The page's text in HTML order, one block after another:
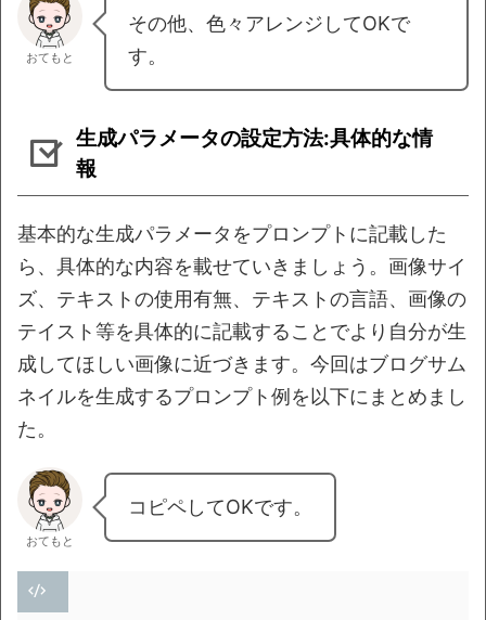
おてもと
その他、色々アレンジしてOKで
す。
生成パラメータの設定方法:具体的な情
報
基本的な生成パラメータをプロンプトに記載した
ら、具体的な内容を載せていきましょう。画像サイ
ズ、テキストの使用有無、テキストの言語、画像の
テイスト等を具体的に記載することでより自分が生
成してほしい画像に近づきます。今回はブログサム
ネイルを生成するプロンプト例を以下にまとめまし
た。
おてもと
コピペしてOKです。